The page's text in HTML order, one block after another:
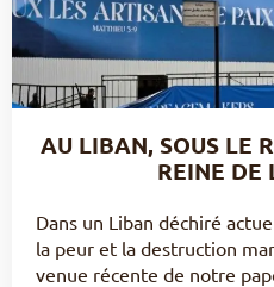
AU LIBAN, SOUS LE
REINE DE
Dans un Liban déchiré
la peur et la destruction
venue récente de notre